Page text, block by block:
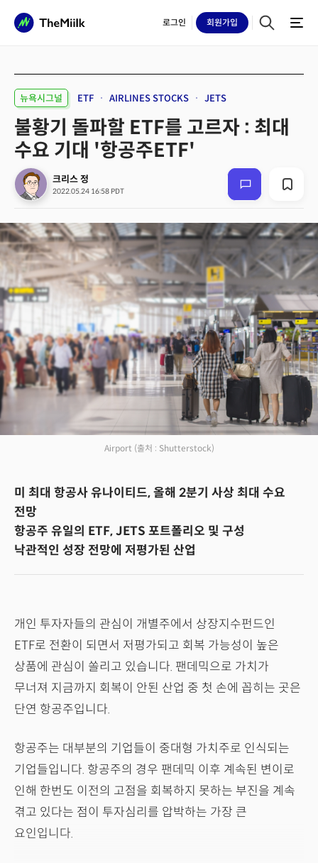
로그인 회원가입
뉴욕시그널 ETF AIRLINES STOCKS JETS
불황기 돌파할 ETF를 고르자 : 최대
수요 기대 '항공주ETF'
크리스 정
2022.05.24 16:58 PDT
Airport (출처 : Shutterstock)
미 최대 항공사 유나이티드, 올해 2분기 사상 최대 수요
전망
항공주 유일의 ETF, JETS 포트폴리오 및 구성
낙관적인 성장 전망에 저평가된 산업
개인 투자자들의 관심이 개별주에서 상장지수펀드인
ETF로 전환이 되면서 저평가되고 회복 가능성이 높은
상품에 관심이 쏠리고 있습니다. 팬데믹으로 가치가
무너져 지금까지 회복이 안된 산업 중 첫 손에 꼽히는 곳은
단연 항공주입니다.
항공주는 대부분의 기업들이 중대형 가치주로 인식되는
기업들입니다. 항공주의 경우 팬데믹 이후 계속된 변이로
인해 한번도 이전의 고점을 회복하지 못하는 부진을 계속
겪고 있다는 점이 투자심리를 압박하는 가장 큰
요인입니다.